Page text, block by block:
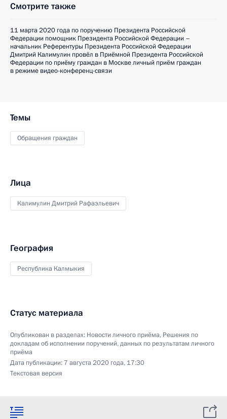
Смотрите также
11 марта 2020 года по поручению Президента Российской
Федерации помощник Президента Российской Федерации –
начальник Референтуры Президента Российской Федерации
Дмитрий Калимулин провёл в Приёмной Президента Российской
Федерации по приёму граждан в Москве личный приём граждан
в режиме видео-конференц-связи
Темы
Обращения граждан
Лица
Калимулин Дмитрий Рафаэльевич
География
Республика Калмыкия
Статус материала
Опубликован в разделах: Новости личного приёма, Решения по
докладам об исполнении поручений, данных по результатам личного
приёма
Дата публикации: 7 августа 2020 года, 17:30
Текстовая версия